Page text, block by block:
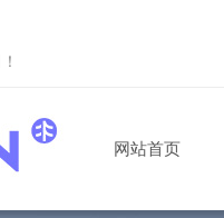
！
网站首页